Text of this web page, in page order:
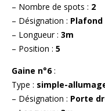
– Nombre de spots : 2
– Désignation :
– Longueur : 3m
– Position : 5
Gaine n°6:
Type : simple-
– Désignation : Porte